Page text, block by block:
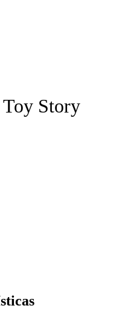
Toy Story